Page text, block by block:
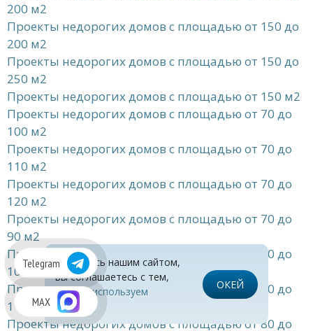
Telegram
MAX
200 м2
Проекты недорогих домов с площадью от 150 до
200 м2
Проекты недорогих домов с площадью от 150 до
250 м2
Проекты недорогих домов с площадью от 150 м2
Проекты недорогих домов с площадью от 70 до
100 м2
Проекты недорогих домов с площадью от 70 до
110 м2
Проекты недорогих домов с площадью от 70 до
120 м2
Проекты недорогих домов с площадью от 70 до
90 м2
Проекты недорогих домов с площадью от 80 до
100 м2
Проекты недорогих домов с площадью от 80 до
110 м2
Проекты недорогих домов с площадью от 80 до
Пользуясь нашим сайтом,
вы соглашаетесь с тем,
чтомы используем
cookies
ОКЕЙ